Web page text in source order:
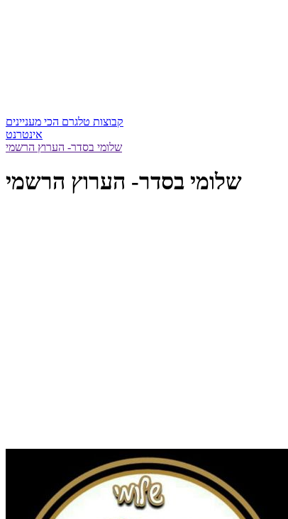
קבוצות טלגרם הכי מעניינים
אינטרנט
שלומי בסדר- הערוץ הרשמי
שלומי בסדר- הערוץ הרשמי